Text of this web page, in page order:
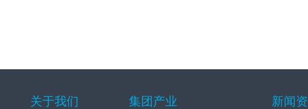
关于我们 集团产业 新闻